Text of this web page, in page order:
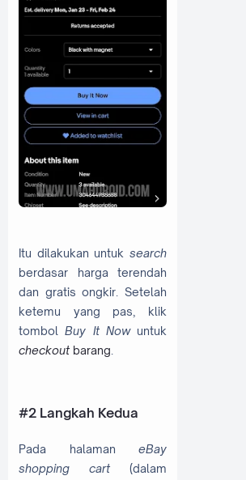
Itu dilakukan untuk search
berdasar harga terendah
dan gratis ongkir. Setelah
ketemu yang pas, klik
tombolBuy It Nowuntuk
checkoutbarang
#2 Langkah Kedua
Pada halaman eBay
shopping cart (dalam